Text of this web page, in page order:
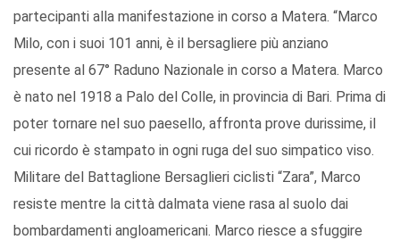
partecipanti alla manifestazione in corso a Matera. “Marco
Milo, con i suoi 101 anni, è il bersagliere più anziano
presente al 67° Raduno Nazionale in corso a Matera. Marco
è nato nel 1918 a Palo del Colle, in provincia di Bari. Prima di
poter tornare nel suo paesello, affronta prove durissime, il
cui ricordo è stampato in ogni ruga del suo simpatico viso.
Militare del Battaglione Bersaglieri ciclisti “Zara”, Marco
resiste mentre la città dalmata viene rasa al suolo dai
bombardamenti angloamericani. Marco riesce a sfuggire